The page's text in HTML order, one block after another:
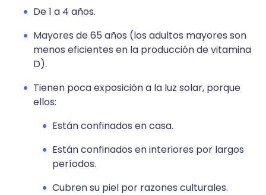
De 1 a 4 años.
Mayores de 65 años (los adultos mayores son
menos eficientes en la producción de vitamina
D).
Tienen poca exposición a la luz solar, porque
ellos:
Están confinados en casa.
Están confinados en interiores por largos
períodos.
Cubren su piel por razones culturales.